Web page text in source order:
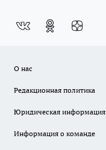
О нас
Редакционная политика
Юридическая информация
Информация о команде